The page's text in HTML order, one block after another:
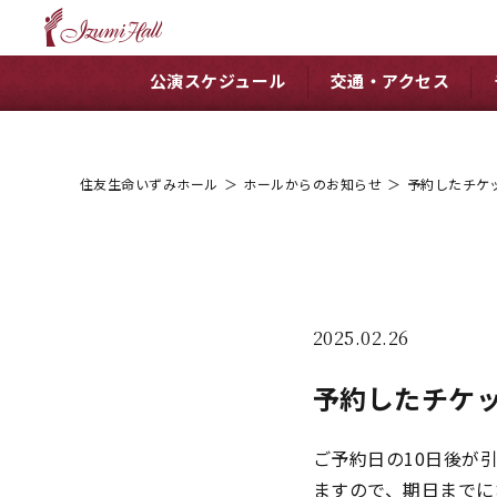
公演スケジュール 交通・アクセス
住友生命いずみホール ＞ ホールからのお知らせ ＞ 予約したチケ
2025.02.26
予約したチケ
ご予約日の10日後が
ますので、期日まで